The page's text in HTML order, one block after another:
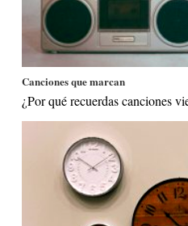
Canciones que marcan
¿Por qué recuerdas canciones